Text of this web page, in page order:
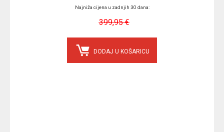
Najniža cijena u zadnjih 30 dana:
399,95 €
DODAJ U KOŠARICU